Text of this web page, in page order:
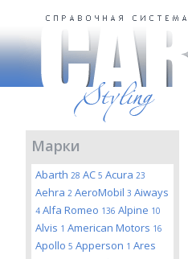
Марки
Abarth 28 AC 5 Acura 23
Aehra 2 AeroMobil 3 Aiways
4 Alfa Romeo 136 Alpine 10
Alvis 1 American Motors 16
Apollo 5 Apperson 1 Ares